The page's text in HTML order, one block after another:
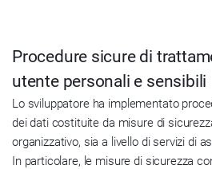
Procedure sicure di
utente personali e sensibili
Lo sviluppatore ha implementato
dei dati costituite da misure di
organizzativo, sia a livello di servizi di
In particolare, le misure di sicurezza